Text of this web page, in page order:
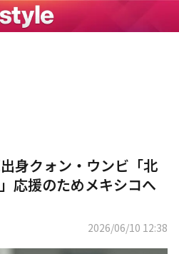
身クォン・ウンビ「北
応援のためメキシコへ
2026/06/10 12:38